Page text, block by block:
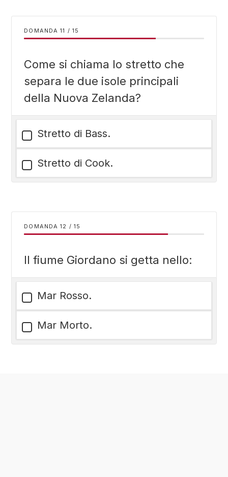
DOMANDA / 15
Come si chiama lo stretto che
separa le due isole principali
della Nuova Zelanda?
Stretto di Bass.
Stretto di Cook.
DOMANDA / 15
Il fiume Giordano si getta nello:
Mar Rosso.
Mar Morto.